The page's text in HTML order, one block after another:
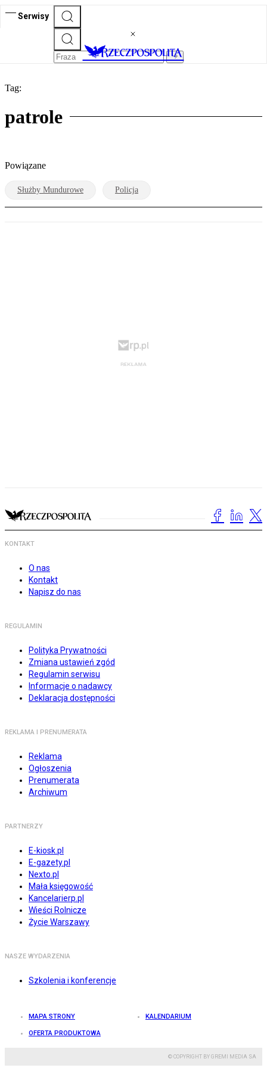
Serwisy
Tag:
patrole
Powiązane
Służby Mundurowe Policja
KONTAKT
O nas
Kontakt
Napisz do nas
REGULAMIN
Polityka Prywatności
Zmiana ustawień zgód
Regulamin serwisu
Informacje o nadawcy
Deklaracja dostępności
REKLAMA I PRENUMERATA
Reklama
Ogłoszenia
Prenumerata
Archiwum
PARTNERZY
E-kiosk.pl
E-gazety.pl
Nexto.pl
Mała księgowość
Kancelarierp.pl
Wieści Rolnicze
Życie Warszawy
NASZE WYDARZENIA
Szkolenia i konferencje
MAPA STRONY KALENDARIUM
OFERTA PRODUKTOWA
© COPYRIGHT BY GREMI MEDIA SA